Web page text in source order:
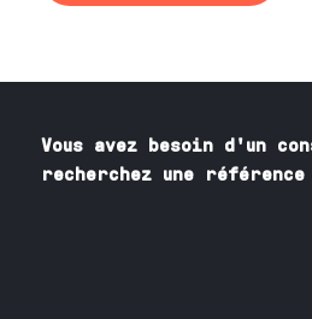
Vous avez besoin d'un
recherchez une référence